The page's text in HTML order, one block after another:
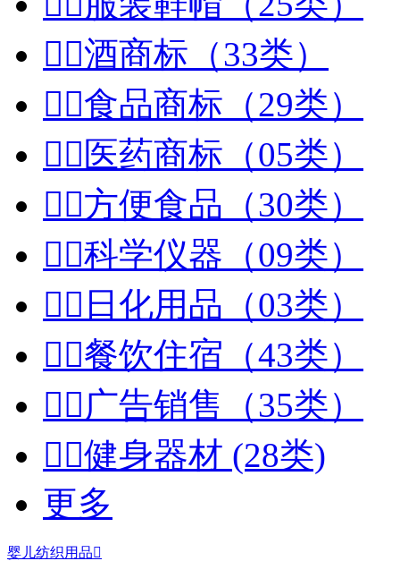
酒商标（33类）
食品商标（29类）
医药商标（05类）
方便食品（30类）
科学仪器（09类）
 日化用品（03类）
餐饮住宿（43类）
广告销售（35类）
健身器材 (28类)
更多
婴儿纺织用品